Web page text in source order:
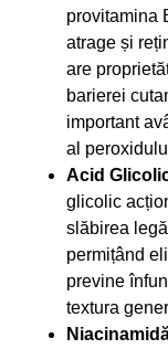
provitamina
atrage și
are
barierei
important
al
Acid
glicolic
slăbirea
permițând
previne
textura